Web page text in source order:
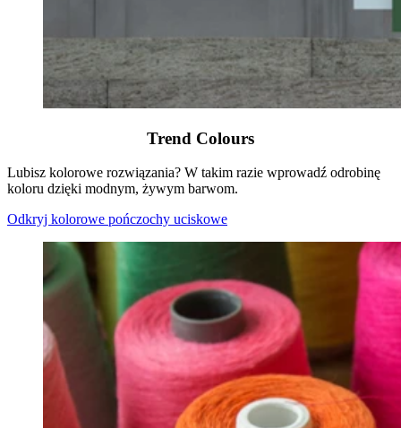
Trend Colours
Lubisz kolorowe rozwiązania? W takim razie wprowadź odrobinę
koloru dzięki modnym, żywym barwom.
Odkryj kolorowe pończochy uciskowe